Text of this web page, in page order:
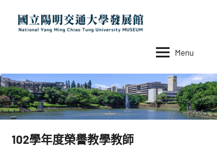
content
立
陽
明
交
通
Ming
Chiao
Tung
University
Menu
102學年度榮譽教學教師